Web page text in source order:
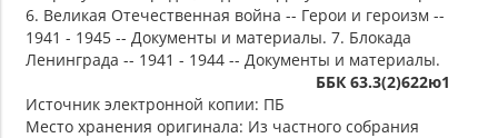
6. Великая Отечественная война -- Герои и героизм --
1941 - 1945 -- Документы и материалы. 7. Блокада
Ленинграда -- 1941 - 1944 -- Документы и материалы.
ББК 63.3(2)622ю1
Источник электронной копии: ПБ
Место хранения оригинала: Из частного собрания